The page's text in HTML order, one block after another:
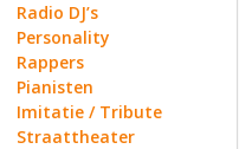
Radio DJ’s
Personality
Rappers
Pianisten
Imitatie / Tribute
Straattheater